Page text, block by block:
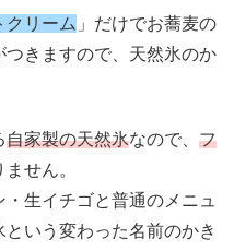
クリーム 」だけでお蕎麦の
きますので、天然氷のか
自家製の天然氷なので、 フ
せん。
生イチゴと普通のメニュ
いう変わった名前のかき